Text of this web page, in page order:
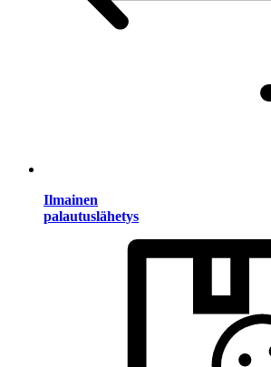
Ilmainen
palautuslähetys